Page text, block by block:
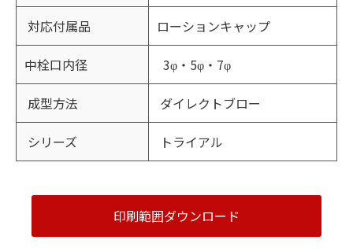
対応付属品 ローションキャップ
中栓口内径 3φ・5φ・7φ
成型方法 ダイレクトブロー
シリーズ トライアル
印刷範囲ダウンロード